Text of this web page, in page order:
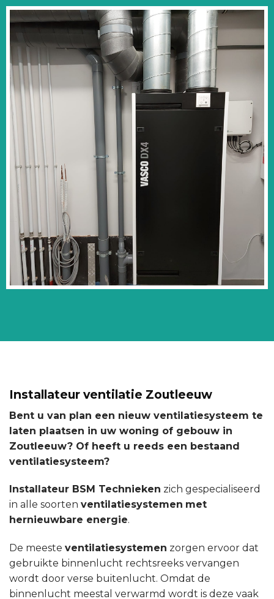
Installateur ventilatie Zoutleeuw
Bent u van plan een nieuw ventilatiesysteem te
laten plaatsen in uw woning of gebouw in
Zoutleeuw? Of heeft u reeds een bestaand
ventilatiesysteem?
Installateur BSM Technieken zich gespecialiseerd
in alle soorten ventilatiesystemen met
hernieuwbare energie.
De meeste ventilatiesystemen zorgen ervoor dat
gebruikte binnenlucht rechtsreeks vervangen
wordt door verse buitenlucht. Omdat de
binnenlucht meestal verwarmd wordt is deze vaak